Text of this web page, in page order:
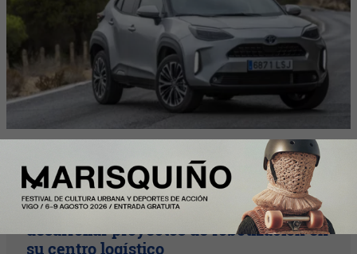
InfoStartUps
Mango colabora con Theker para
desarrollar proyectos de robotización en
su centro logístico